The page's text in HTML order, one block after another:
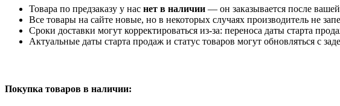
Товара по предзаказу у нас нет в наличии — он заказывается после
Все товары на сайте новые, но в некоторых случаях производитель не
Сроки доставки могут корректироваться из-за: переноса даты старта
Актуальные даты старта продаж и статус товаров могут обновляться с
Покупка товаров в наличии: